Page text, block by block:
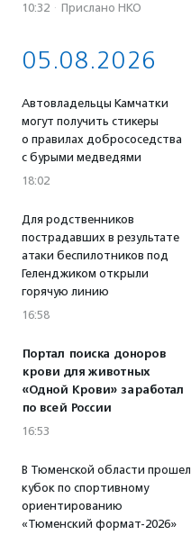
10:32 · Прислано НКО
05.08.2026
Автовладельцы Камчатки
могут получить стикеры
о правилах добрососедства
с бурыми медведями
18:02
Для родственников
пострадавших в результате
атаки беспилотников под
Геленджиком открыли
горячую линию
16:58
Портал поиска доноров
крови для животных
«Одной Крови» заработал
по всей России
16:53
В Тюменской области прошел
кубок по спортивному
ориентированию
«Тюменский формат-2026»